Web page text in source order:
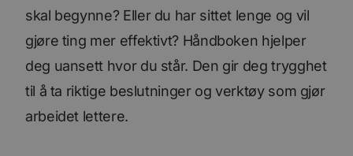
skal begynne? Eller du har sittet lenge og vil
gjøre ting mer effektivt? Håndboken hjelper
deg uansett hvor du står. Den gir deg trygghet
til å ta riktige beslutninger og verktøy som gjør
arbeidet lettere.